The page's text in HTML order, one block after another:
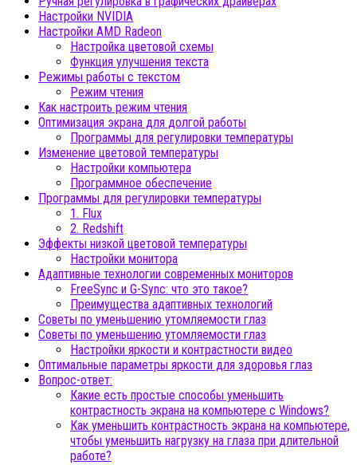
Настройки NVIDIA
Настройки AMD Radeon
Настройка цветовой схемы
Функция улучшения текста
Режимы работы с текстом
Режим чтения
Как настроить режим чтения
Оптимизация экрана для долгой работы
Программы для регулировки температуры
Изменение цветовой температуры
Настройки компьютера
Программное обеспечение
Программы для регулировки температуры
1. Flux
2. Redshift
Эффекты низкой цветовой температуры
Настройки монитора
Адаптивные технологии современных мониторов
FreeSync и G-Sync: что это такое?
Преимущества адаптивных технологий
Советы по уменьшению утомляемости глаз
Советы по уменьшению утомляемости глаз
Настройки яркости и контрастности видео
Оптимальные параметры яркости для здоровья глаз
Вопрос-ответ:
Какие есть простые способы уменьшить
контрастность экрана на компьютере с Windows?
Как уменьшить контрастность экрана на компьютере,
чтобы уменьшить нагрузку на глаза при длительной
работе?